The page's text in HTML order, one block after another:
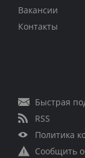
Вакансии
Контакты
Быстрая
RSS
Политика
Сообщить